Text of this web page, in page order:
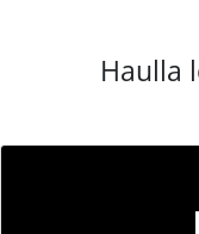
Haulla